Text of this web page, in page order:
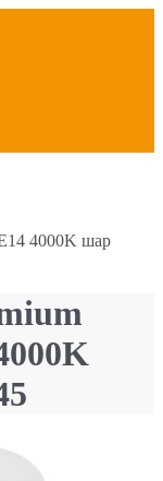
4000K шар